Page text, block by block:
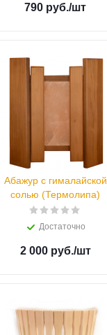
790 руб./шт
Абажур с гималайской
солью (Термолипа)
Достаточно
2 000 руб./шт